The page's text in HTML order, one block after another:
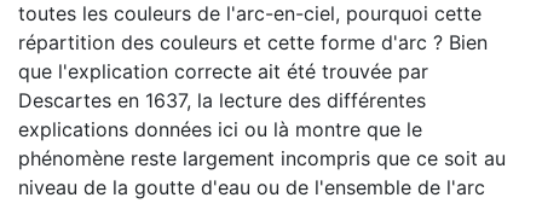
toutes les couleurs de l'arc-en-ciel, pourquoi cette
répartition des couleurs et cette forme d'arc ? Bien
que l'explication correcte ait été trouvée par
Descartes en 1637, la lecture des différentes
explications données ici ou là montre que le
phénomène reste largement incompris que ce soit au
niveau de la goutte d'eau ou de l'ensemble de l'arc